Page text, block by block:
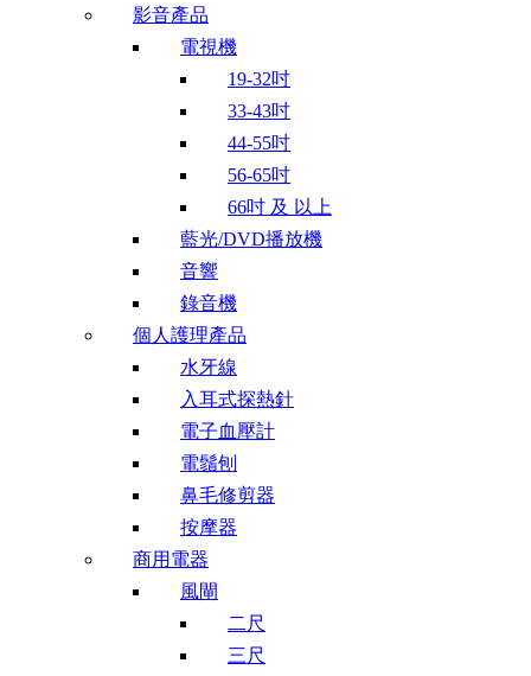
影音產品
電視機
19-32吋
33-43吋
44-55吋
56-65吋
66吋 及 以上
藍光/DVD播放機
音響
錄音機
個人護理產品
水牙線
入耳式探熱針
電子血壓計
電鬚刨
鼻毛修剪器
按摩器
商用電器
風閘
二尺
三尺